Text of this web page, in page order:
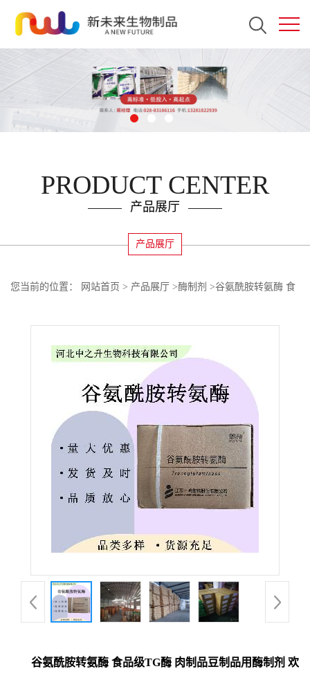
PRODUCT CENTER
产品展厅
产品展厅
您当前的位置： 网站首页 > 产品展厅 >酶制剂 >谷氨酰胺转氨酶 食
谷氨酰胺转氨酶 食品级TG酶 肉制品豆制品用酶制剂 欢